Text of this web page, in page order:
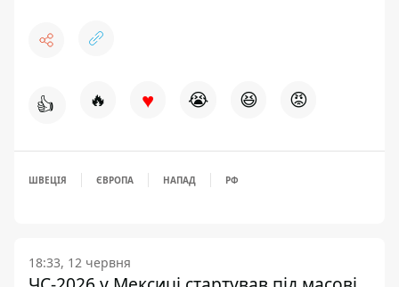
👍 🔥 ♥ 😭 😆 😡
ШВЕЦІЯ ЄВРОПА НАПАД РФ
18:33, 12 червня